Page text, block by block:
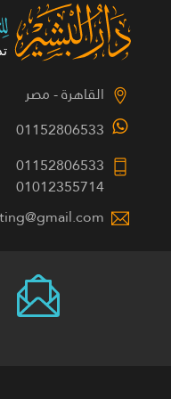
القاهرة - مصر
01152806533
01152806533
01012355714